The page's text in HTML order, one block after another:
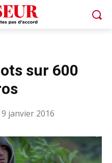
sur 600
janvier 2016